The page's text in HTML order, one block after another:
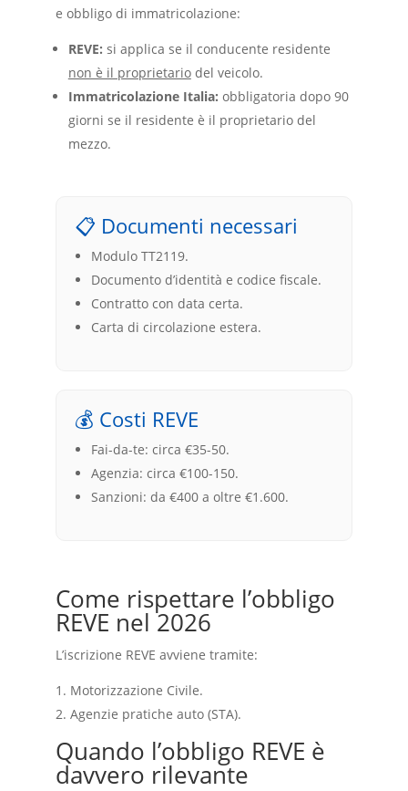
e obbligo di immatricolazione:
REVE: si applica se il conducente residente
non è il proprietariodel veicolo.
Immatricolazione Italia: obbligatoria dopo 90
giorni se il residente è il proprietario del
mezzo.
📋 Documenti necessari
Modulo TT2119.
Documento d’identità e codice fiscale.
Contratto con data certa.
Carta di circolazione estera.
💰 Costi REVE
Fai-da-te: circa €35-50.
Agenzia: circa €100-150.
Sanzioni: da €400 a oltre €1.600.
Come rispettare l’obbligo
REVE nel 2026
L’iscrizione REVE avviene tramite:
Motorizzazione Civile.
Agenzie pratiche auto (STA).
Quando l’obbligo REVE è
davvero rilevante